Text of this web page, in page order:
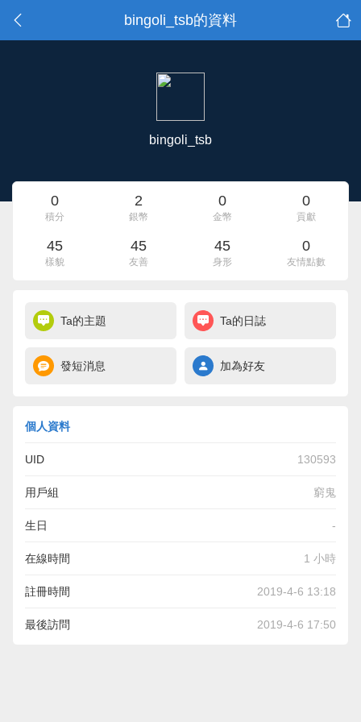
bingoli_tsb的資料
bingoli_tsb
0
積分
2
銀幣
0
金幣
0
貢獻
45
樣貌
45
友善
45
身形
0
友情點數
Ta的主題 Ta的日誌
發短消息 加為好友
個人資料
UID 130593
用戶組 窮鬼
生日 -
在線時間 1 小時
註冊時間 2019-4-6 13:18
最後訪問 2019-4-6 17:50